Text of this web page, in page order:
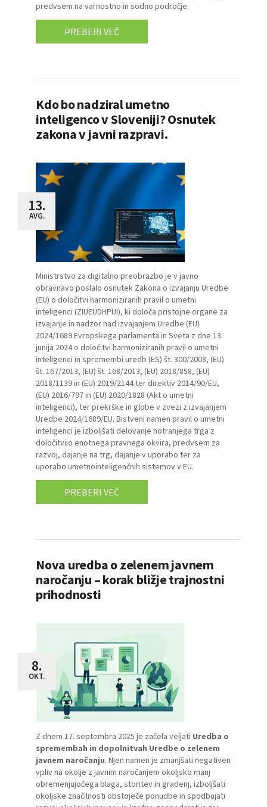
predvsem na varnostno in sodno področje.
PREBERI VEČ
Kdo bo nadziral umetno
inteligenco v Sloveniji? Osnutek
zakona v javni razpravi.
13.
AVG.
Ministrstvo za digitalno preobrazbo je v javno
obravnavo poslalo osnutek Zakona o izvajanju Uredbe
(EU) o določitvi harmoniziranih pravil o umetni
inteligenci (ZIUEUDHPUI), ki določa pristojne organe za
izvajanje in nadzor nad izvajanjem Uredbe (EU)
2024/1689 Evropskega parlamenta in Sveta z dne 13.
junija 2024 o določitvi harmoniziranih pravil o umetni
inteligenci in spremembi uredb (ES) št. 300/2008, (EU)
št. 167/2013, (EU) št. 168/2013, (EU) 2018/858, (EU)
2018/1139 in (EU) 2019/2144 ter direktiv 2014/90/EU,
(EU) 2016/797 in (EU) 2020/1828 (Akt o umetni
inteligenci), ter prekrške in globe v zvezi z izvajanjem
Uredbe 2024/1689/EU. Bistveni namen pravil o umetni
inteligenci je izboljšati delovanje notranjega trga z
določitvijo enotnega pravnega okvira, predvsem za
razvoj, dajanje na trg, dajanje v uporabo ter za
uporabo umetnointeligenčnih sistemov v EU.
PREBERI VEČ
Nova uredba o zelenem javnem
naročanju – korak bližje trajnostni
prihodnosti
8.
OKT.
Z dnem 17. septembra 2025 je začela veljati Uredba o
spremembah in dopolnitvah Uredbe o zelenem
javnem naročanju. Njen namen je zmanjšati negativen
vpliv na okolje z javnim naročanjem okoljsko manj
obremenjujočega blaga, storitev in gradenj, izboljšati
okoljske značilnosti obstoječe ponudbe in spodbujati